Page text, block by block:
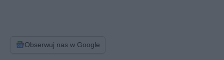
Obserwuj nas w Google